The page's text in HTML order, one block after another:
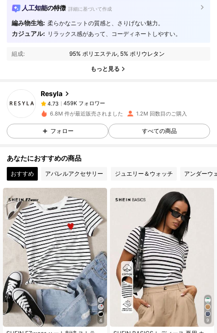
人工知能の特徴 詳細に基づいて作成
編み物生地: 柔らかなニットの質感と、さりげない魅力。
カジュアル: リラックス感があって、コーディネートしやすい。
組成: 95% ポリエステル, 5% ポリウレタン
もっと見る
Resyla
4.73 459K フォロワー
4.73
459K フォロワー
a***aは1日前に購入しました
4.73 459K フォロワー
4.73 459K フォロワー
459K フォロワー
4.73 459K フォロワー
4.73 459K フォロワー
4.73 459K フォロワー
4.73 459K フォロワー
6.8M 件が最近販売されました 1.2M 回数目のご購入
フォロー すべての商品
あなたにおすすめの商品
おすすめ アパレルアクセサリー ジュエリー＆ウォッチ アンダーウ
4 9